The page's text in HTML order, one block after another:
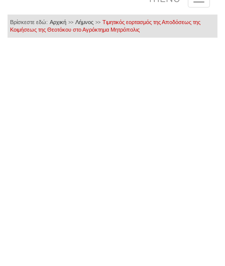
Βρίσκεστε εδώ: Αρχική >> Λήμνος >> Τιμητικός εορτασμός της Αποδόσεως της
Κοιμήσεως της Θεοτόκου στο Αγρόκτημα Μητρόπολις